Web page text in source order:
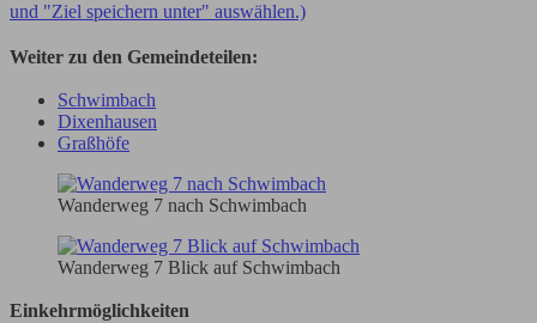
und "Ziel speichern unter" auswählen.)
Weiter zu den Gemeindeteilen:
Schwimbach
Dixenhausen
Graßhöfe
Wanderweg 7 nach Schwimbach
Wanderweg 7 Blick auf Schwimbach
Einkehrmöglichkeiten